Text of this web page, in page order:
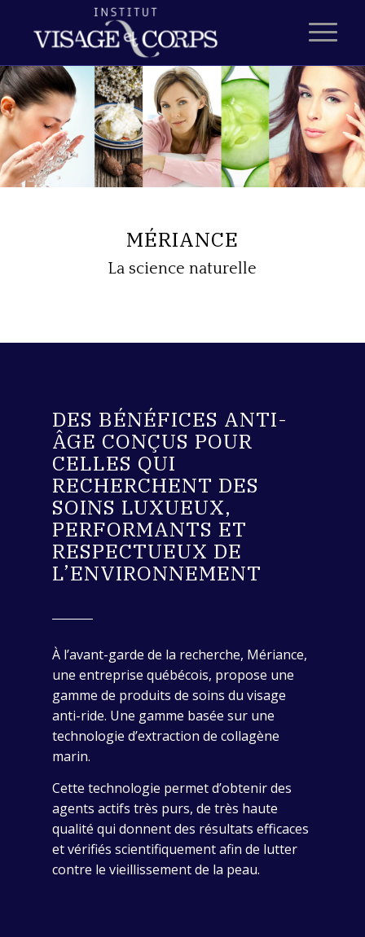
MÉRIANCE
La science naturelle
DES BÉNÉFICES ANTI-
ÂGE CONÇUS POUR
CELLES QUI
RECHERCHENT DES
SOINS LUXUEUX,
PERFORMANTS ET
RESPECTUEUX DE
L’ENVIRONNEMENT
À l’avant-garde de la recherche, Mériance,
une entreprise québécois, propose une
gamme de produits de soins du visage
anti-ride. Une gamme basée sur une
technologie d’extraction de collagène
marin.
Cette technologie permet d’obtenir des
agents actifs très purs, de très haute
qualité qui donnent des résultats efficaces
et vérifiés scientifiquement afin de lutter
contre le vieillissement de la peau.